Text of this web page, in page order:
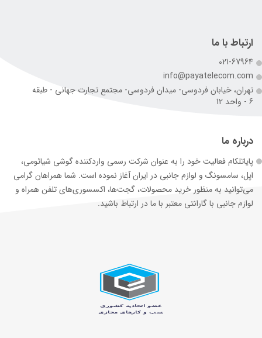
ارتباط با ما
021-67964
info@payatelecom.com
تهران، خیابان فردوسی- میدان فردوسی- مجتمع تجارت جهانی - طبقه
6 - واحد 12
درباره ما
پایاتلکام فعالیت خود را به عنوان شرکت رسمی وارد‌کننده گوشی شیائومی،
اپل، سامسونگ و لوازم جانبی در ایران آغاز نموده است. شما همراهان گرامی
می‌توانید به منظور خرید محصولات، گجت‌ها، اکسسوری‌های تلفن همراه و
لوازم جانبی با گارانتی معتبر با ما در ارتباط باشید.